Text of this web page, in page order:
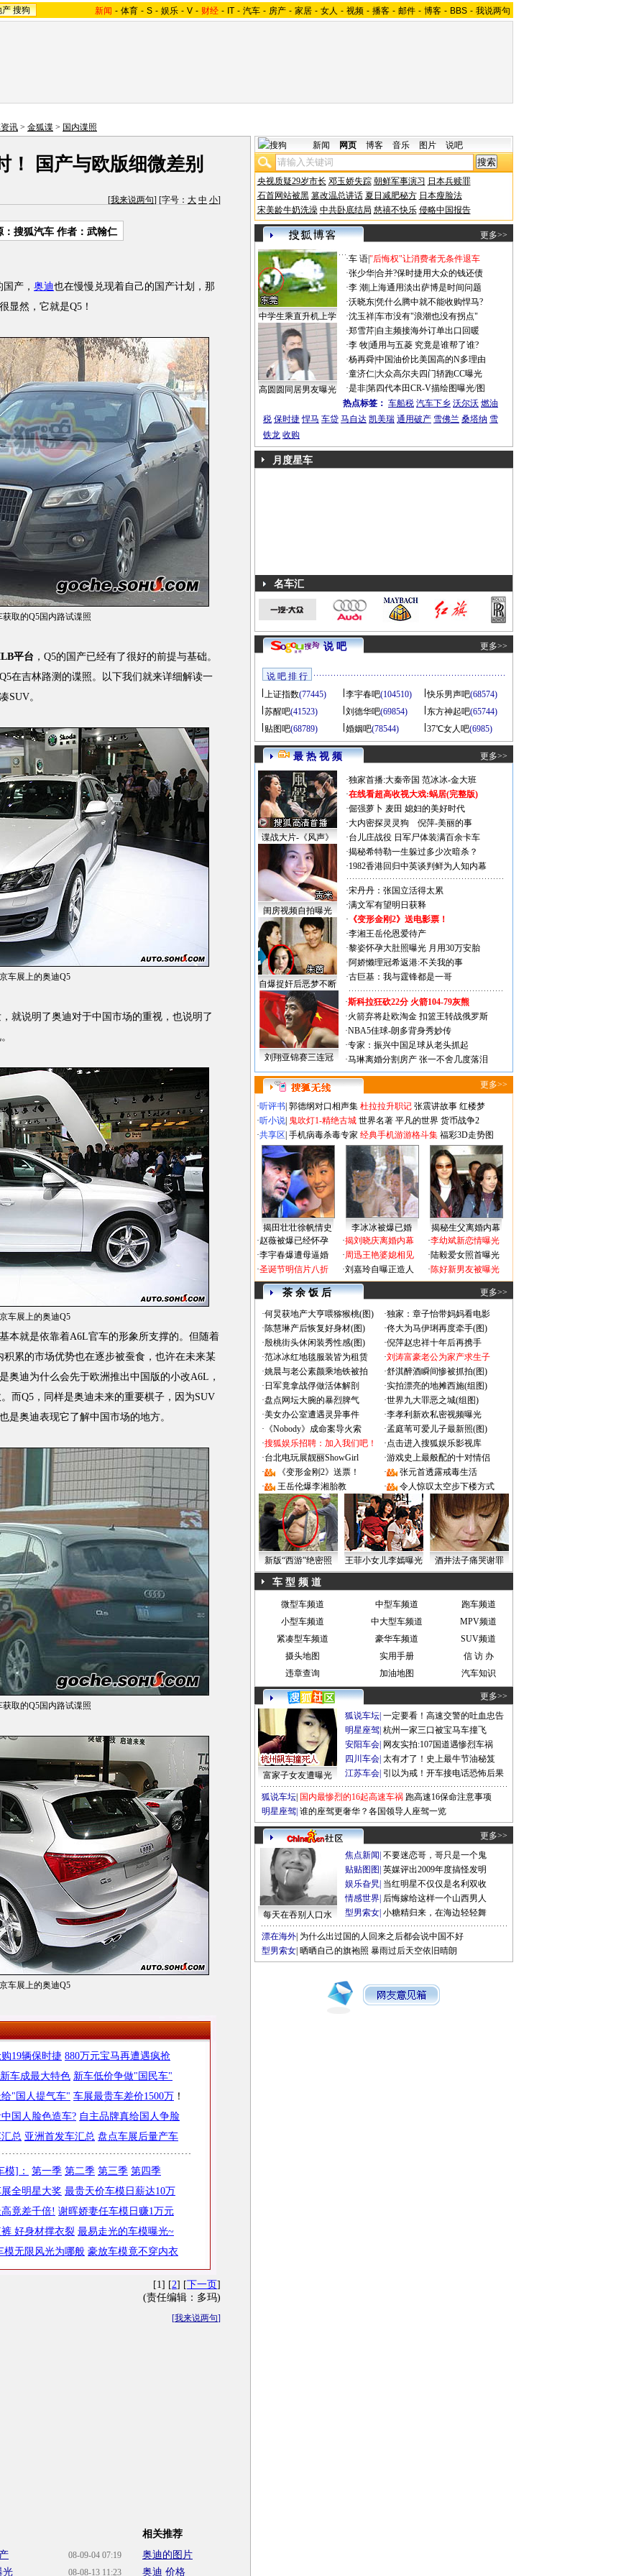
产 搜狗 新闻 - 体育 - S - 娱乐 - V - 财经 - IT - 汽车 - 房产 - 家居 - 女人 - 视频 - 播客 - 邮件 - 博客 - BBS - 我说两句
讯 > 金狐谍 > 国内谍照
！ 国产与欧版细微差别
[我来说两句] [字号： 大 中 小]
：搜狐汽车 作者：武翰仁
产， 奥迪也在慢慢兑现着自己的国产计划，那
显然，它就是Q5！
获取的Q5国内路试谍照
平台 ，Q5的国产已经有了很好的前提与基础。
在吉林路测的谍照。以下我们就来详细解读一
凑SUV。
车展上的奥迪Q5
说明了奥迪对于中国市场的重视，也说明了
车展上的奥迪Q5
就是依靠着A6L官车的形象所支撑的。但随着
累的市场优势也在逐步被蚕食，也许在未来某
奥迪为什么会先于欧洲推出中国版的小改A6L，
而Q5，同样是奥迪未来的重要棋子，因为SUV
是奥迪表现它了解中国市场的地方。
获取的Q5国内路试谍照
车展上的奥迪Q5
19辆保时捷 880万元宝马再遭遇疯抢
车成最大特色 新车低价争做"国民车"
"国人提气车" 车展最贵车差价1500万 ！
国人脸色造车? 自主品牌真给国人争脸
总 亚洲首发车汇总 盘点车展后量产车
模]： 第一季 第二季 第三季 第四季
全明星大奖 最贵天价车模日薪达10万
竟差千倍! 谢晖娇妻任车模日赚1万元
好身材撑衣裂 最易走光的车模曝光~
模无限风光为哪般 豪放车模竟不穿内衣
[1] [2] [下一页]
(责任编辑：多玛)
[我来说两句]
08-09-04 07:19
08-08-13 11:23
光
相关推荐
奥迪的图片
奥迪 价格
新闻 网页 博客 音乐 图片 说吧
央视质疑29岁市长 邓玉娇失踪 朝鲜军事演习 日本兵赎罪
石首网站被黑 篡改温总讲话 夏日减肥秘方 日本瘦脸法
宋美龄牛奶洗澡 中共卧底结局 慈禧不快乐 侵略中国报告
更多>>
中学生乘直升机上学
高圆圆同居男友曝光
·车 语|"后悔权"让消费者无条件退车
·张少华|合并?保时捷用大众的钱还债
·李 潮 上海通用淡出萨博是时间问题
·沃晓东|凭什么腾中就不能收购悍马?
·沈玉祥|车市没有"浪潮也没有拐点"
·郑雪芹| 自主频接海外订单出口回暖
·李 牧|通用与五菱 究竟是谁帮了谁?
·杨再舜|中国油价比美国高的N多理由
·童济仁|大众高尔夫四门轿跑CC曝光
·是非|第四代本田CR-V描绘图曝光/图
热点标签： 车船税 汽车下乡 沃尔沃 燃油
税 保时捷 悍马 车贷 马自达 凯美瑞 通用破产 雪佛兰 桑塔纳 雪
铁龙 收购
月度星车
名车汇
说 吧 更多>>
说 吧 排 行
上证指数(77445) 李宇春吧(104510) 快乐男声吧(68574)
苏醒吧(41523) 刘德华吧(69854) 东方神起吧(65744)
贴图吧(68789) 婚姻吧(78544) 37℃女人吧(6985)
最 热 视 频 更多>>
谍战大片-《风声》
闺房视频自拍曝光
自爆捉奸后恶梦不断
·独家首播:大秦帝国 范冰冰-金大班
·在线看超高收视大戏:蜗居(完整版)
·倔强萝卜 麦田 媳妇的美好时代
·大内密探灵灵狗
倪萍-美丽的事
·台儿庄战役 日军尸体装满百余卡车
·揭秘希特勒一生躲过多少次暗杀？
·1982香港回归中英谈判鲜为人知内幕
·宋丹丹：张国立活得太累
·满文军有望明日获释
· 《变形金刚2》送电影票！
·李湘王岳伦恩爱待产
·黎姿怀孕大肚照曝光 月用30万安胎
·阿娇懒理冠希返港:不关我的事
·古巨基：我与霆锋都是一哥
刘翔亚锦赛三连冠
·斯科拉狂砍22分 火箭104-79灰熊
·火箭弃将赴欧淘金 扣篮王转战俄罗斯
·NBA5佳球-朗多背身秀妙传
·专家：振兴中国足球从老头抓起
·马琳离婚分割房产 张一不舍几度落泪
更多>>
·听评书 郭德纲对口相声集 杜拉拉升职记 张震讲故事 红楼梦
·听小说 鬼吹灯1-精绝古城 世界名著 平凡的世界 货币战争2
·共享区 手机病毒杀毒专家 经典手机游游格斗集 福彩3D走势图
揭田壮壮徐帆情史 李冰冰被爆已婚
揭秘生父离婚内幕
·赵薇被爆已经怀孕
·李宇春爆遭母逼婚
·圣诞节明信片八折
·揭刘晓庆离婚内幕
·周迅王艳婆媳相见
·刘嘉玲自曝正造人
·李幼斌新恋情曝光
·陆毅爱女照首曝光
·陈好新男友被曝光
茶 余 饭 后 更多>>
·何炅获地产大亨喂猕猴桃(图) ·独家：章子怡带妈妈看电影
·陈慧琳产后恢复好身材(图) ·佟大为马伊琍再度牵手(图)
·殷桃街头休闲装秀性感(图) ·倪萍赵忠祥十年后再携手
·范冰冰红地毯服装皆为租赁 ·刘涛富豪老公为家产求生子
·姚晨与老公素颜乘地铁被拍 ·舒淇醉酒瞬间惨被抓拍(图)
· 日军竟拿战俘做活体解剖 ·实拍漂亮的地摊西施(组图)
·盘点网坛大腕的暴烈脾气 ·世界九大罪恶之城(组图)
·美女办公室遭遇灵异事件 ·李孝利新欢私密视频曝光
· 《Nobody》成命案导火索 ·孟庭苇可爱儿子最新照(图)
·搜狐娱乐招聘：加入我们吧！ ·点击进入搜狐娱乐影视库
·台北电玩展靓丽ShowGirl ·游戏史上最般配的十对情侣
·
《变形金刚2》送票！ ·
张元首透露戒毒生活
·
王岳伦爆李湘胎教 · 令人惊叹太空步下楼方式
新版“西游”绝密照 王菲小女儿李嫣曝光 酒井法子痛哭谢罪
车 型 频 道
微型车频道 中型车频道
跑车频道
小型车频道
中大型车频道
MPV频道
紧凑型车频道
豪华车频道
SUV频道
摄头地图
实用手册
信 访 办
违章查询
加油地图 汽车知识
更多>>
富家子女友遭曝光
狐说车坛 一定要看！高速交警的吐血忠告
明星座驾 杭州一家三口被宝马车撞飞
安阳车会 网友实拍:107国道遇惨烈车祸
四川车会 太有才了！史上最牛节油秘笈
江苏车会 引以为戒！开车接电话恐怖后果
狐说车坛 国内最惨烈的16起高速车祸 跑高速16保命注意事项
明星座驾 谁的座驾更奢华？各国领导人座驾一览
更多>>
每天在吞别人口水
焦点新闻 不要迷恋哥，哥只是一个鬼
贴贴图图 英媒评出2009年度搞怪发明
娱乐旮旯 当红明星不仅仅是名利双收
情感世界 后悔嫁给这样一个山西男人
型男索女 小糖精归来，在海边轻轻舞
漂在海外 为什么出过国的人回来之后都会说中国不好
型男索女 晒晒自己的旗袍照 暴雨过后天空依旧晴朗